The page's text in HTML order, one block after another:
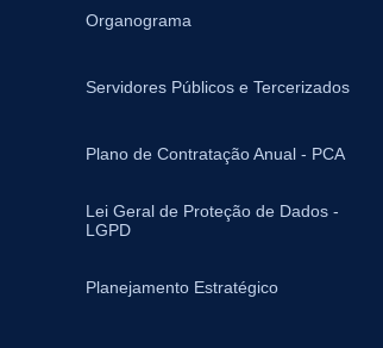
Organograma
Servidores Públicos e Tercerizados
Plano de Contratação Anual - PCA
Lei Geral de Proteção de Dados -
LGPD
Planejamento Estratégico